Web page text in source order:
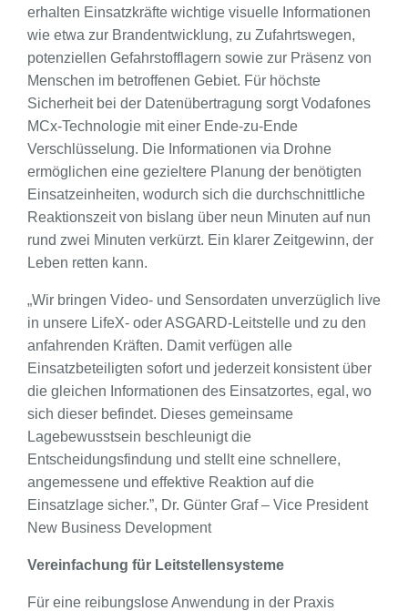
erhalten Einsatzkräfte wichtige visuelle Informationen
wie etwa zur Brandentwicklung, zu Zufahrtswegen,
potenziellen Gefahrstofflagern sowie zur Präsenz von
Menschen im betroffenen Gebiet. Für höchste
Sicherheit bei der Datenübertragung sorgt Vodafones
MCx-Technologie mit einer Ende-zu-Ende
Verschlüsselung. Die Informationen via Drohne
ermöglichen eine gezieltere Planung der benötigten
Einsatzeinheiten, wodurch sich die durchschnittliche
Reaktionszeit von bislang über neun Minuten auf nun
rund zwei Minuten verkürzt. Ein klarer Zeitgewinn, der
Leben retten kann.
„Wir bringen Video- und Sensordaten unverzüglich live
in unsere LifeX- oder ASGARD-Leitstelle und zu den
anfahrenden Kräften. Damit verfügen alle
Einsatzbeteiligten sofort und jederzeit konsistent über
die gleichen Informationen des Einsatzortes, egal, wo
sich dieser befindet. Dieses gemeinsame
Lagebewusstsein beschleunigt die
Entscheidungsfindung und stellt eine schnellere,
angemessene und effektive Reaktion auf die
Einsatzlage sicher.”, Dr. Günter Graf – Vice President
New Business Development
Vereinfachung für Leitstellensysteme
Für eine reibungslose Anwendung in der Praxis